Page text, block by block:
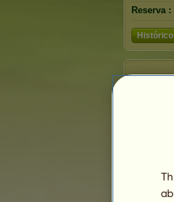
Reserva :